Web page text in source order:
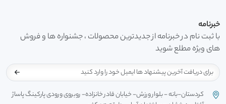
خبرنامه
با ثبت نام در خبرنامه از جدیدترین محصولات ، جشنواره ها و فروش
های ویژه مطلع شوید
کردستان-بانه - بلوار ورزش- خیابان قادر خانزاده- روبروی ورودی پارکینگ پاساژ